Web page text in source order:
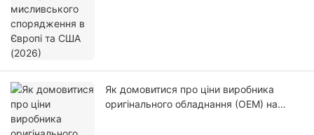
Як домовитися про ціни виробника
оригінального обладнання (OEM) на